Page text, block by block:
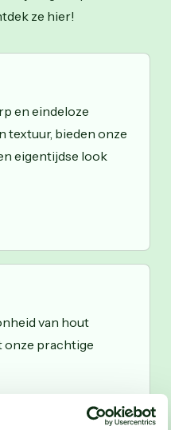
ze hier!
en eindeloze
textuur, bieden onze
eigentijdse look
van hout
onze prachtige